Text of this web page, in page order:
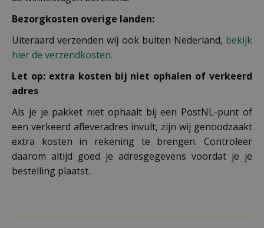
Bezorgkosten overige landen:
Uiteraard verzenden wij ook buiten Nederland, bekijk
hier de verzendkosten.
Let op: extra kosten bij niet ophalen of verkeerd
adres
Als je je pakket niet ophaalt bij een PostNL-punt of
een verkeerd afleveradres invult, zijn wij genoodzaakt
extra kosten in rekening te brengen. Controleer
daarom altijd goed je adresgegevens voordat je je
bestelling plaatst.